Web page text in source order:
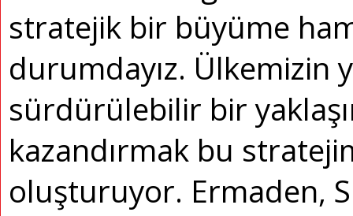
stratejik bir büyüme
durumdayız. Ülkemizin
sürdürülebilir bir
kazandırmak bu
oluşturuyor. Ermaden,